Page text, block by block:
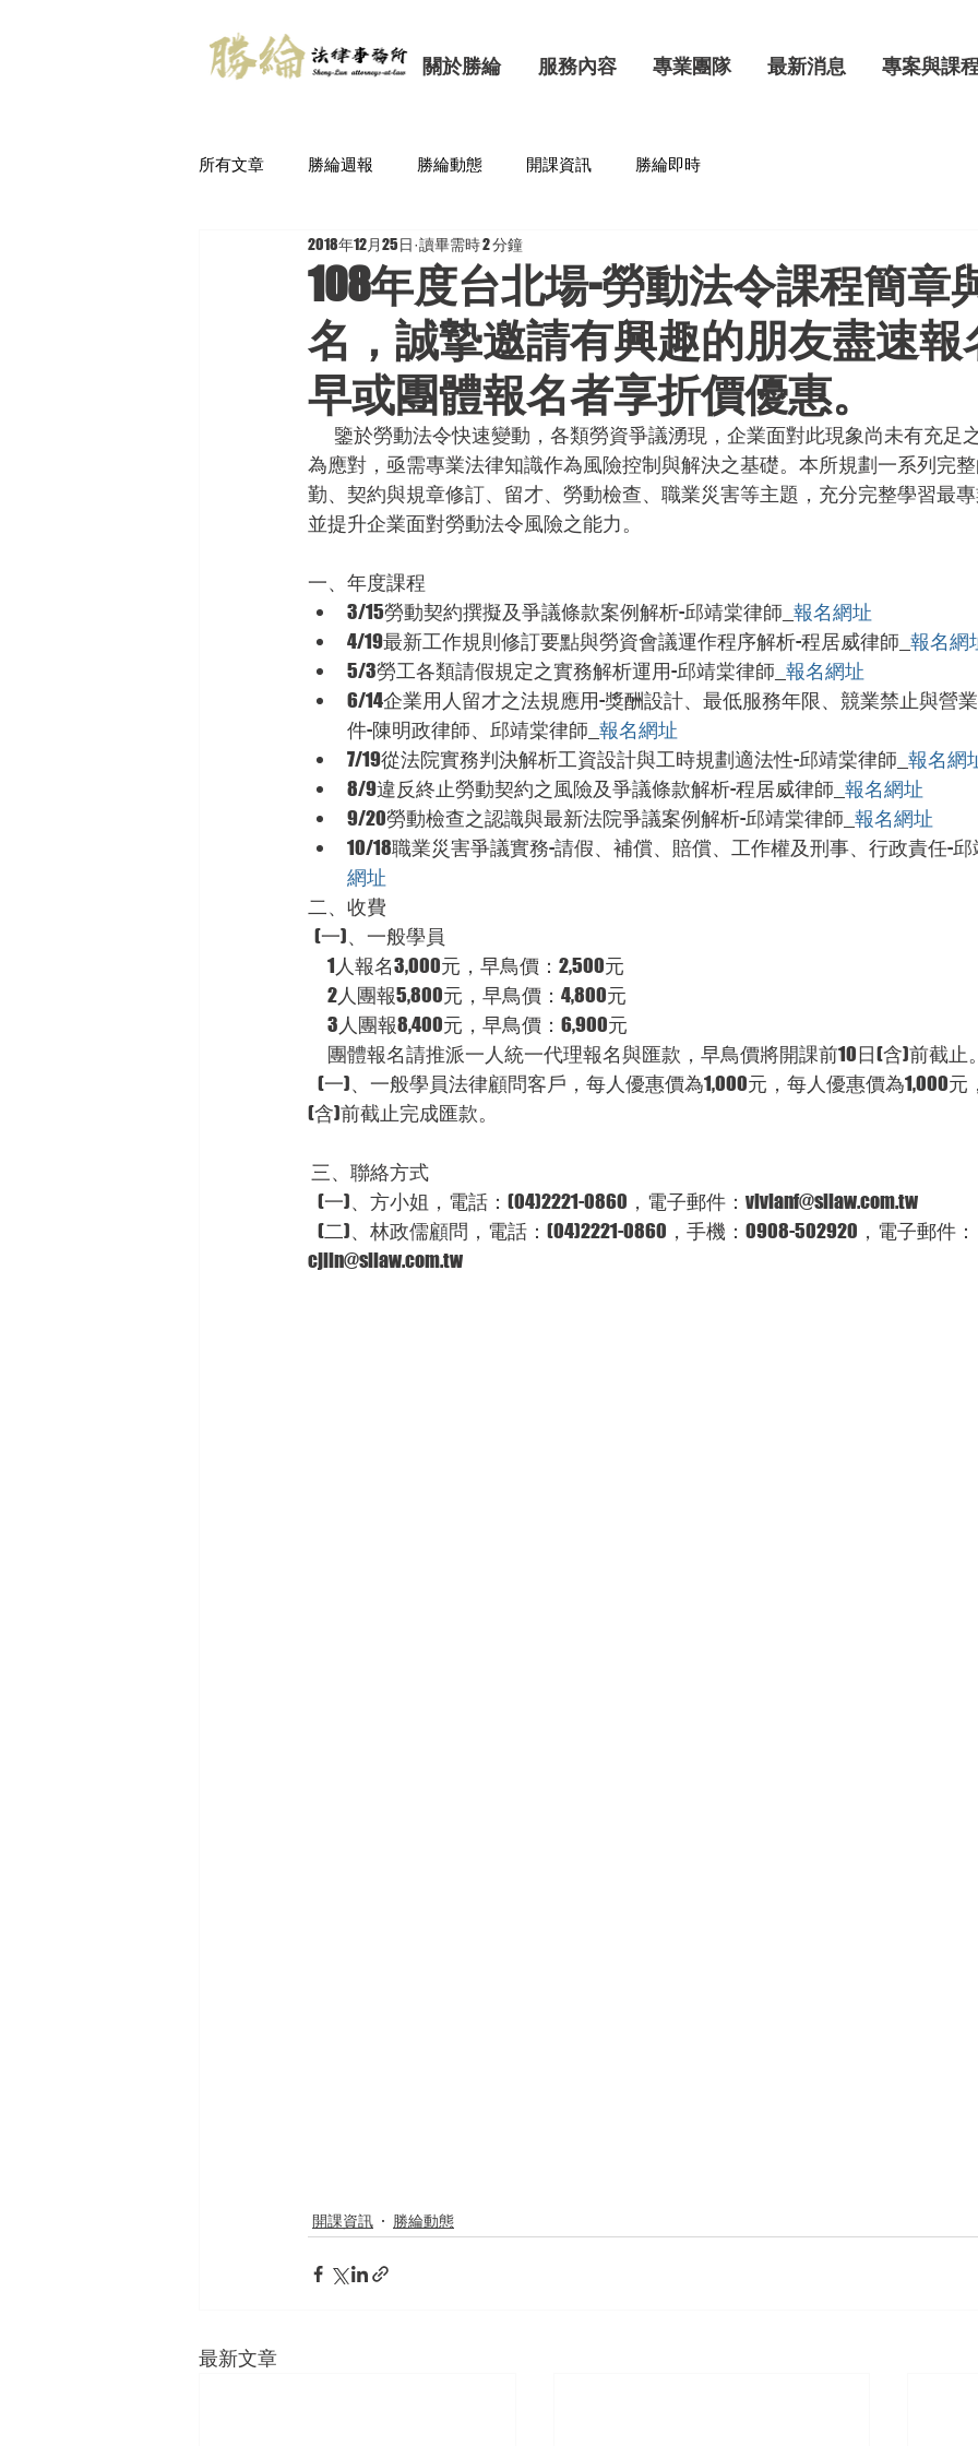
關於勝綸 服務內容 專業團隊 最新消息 專案與課
所有文章 勝綸週報 勝綸動態 開課資訊 勝綸即時
108年度台北場-勞動法令課程簡章
名，誠摯邀請有興趣的朋友盡速報
早或團體報名者享折價優惠。
2018年12月25日 讀畢需時 2 分鐘
為應對，亟需專業法律知識作為風險控制與解決之基礎。本所規劃一系列完
勤、契約與規章修訂、留才、勞動檢查、職業災害等主題，充分完整學習最
並提升企業面對勞動法令風險之能力。
一、年度課程
3/15勞動契約撰擬及爭議條款案例解析-邱靖棠律師_ 報名網址
4/19最新工作規則修訂要點與勞資會議運作程序解析-程居威律師_ 報名網
5/3勞工各類請假規定之實務解析運用-邱靖棠律師_ 報名網址
6/14企業用人留才之法規應用-獎酬設計、最低服務年限、競業禁止與營
件-陳明政律師、邱靖棠律師_ 報名網址
7/19從法院實務判決解析工資設計與工時規劃適法性-邱靖棠律師_ 報名網
8/9違反終止勞動契約之風險及爭議條款解析-程居威律師_ 報名網址
9/20勞動檢查之認識與最新法院爭議案例解析-邱靖棠律師_ 報名網址
10/18職業災害爭議實務-請假、補償、賠償、工作權及刑事、行政責任-
網址
二、收費
  (一)、一般學員
      1人報名3,000元，早鳥價：2,500元
      2人團報5,800元，早鳥價：4,800元
      3人團報8,400元，早鳥價：6,900元
團體報名請推派一人統一代理報名與匯款，早鳥價將開課前10日(含)前截止
(含)前截止完成匯款。
三、聯絡方式
   (一)、方小姐，電話：(04)2221-0860，電子郵件：vivianf@sllaw.com.tw
cjlin@sllaw.com.tw
開課資訊 勝綸動態
最新文章